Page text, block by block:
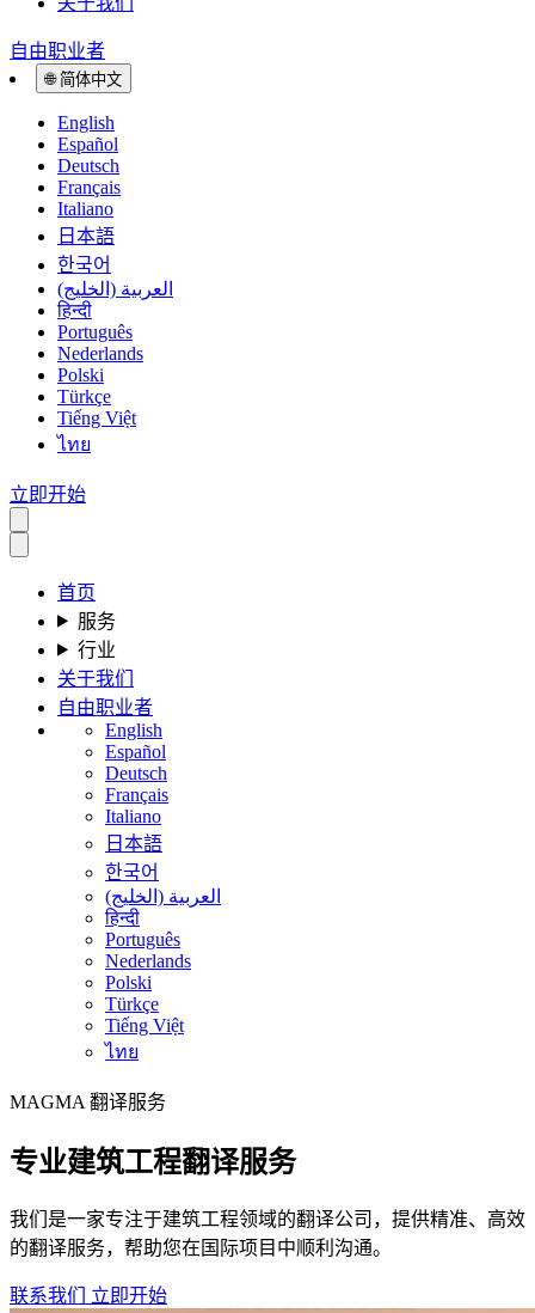
自由职业者
🌐 简体中文
English
Español
Deutsch
Français
Italiano
日本語
한국어
العربية (الخليج)
हिन्दी
Português
Nederlands
Polski
Türkçe
Tiếng Việt
ไทย
立即开始
首页
服务
行业
关于我们
自由职业者
English
Español
Deutsch
Français
Italiano
日本語
한국어
العربية (الخليج)
हिन्दी
Português
Nederlands
Polski
Türkçe
Tiếng Việt
ไทย
MAGMA 翻译服务
专业建筑工程翻译服务
我们是一家专注于建筑工程领域的翻译公司，提供精准、高效
的翻译服务，帮助您在国际项目中顺利沟通。
联系我们 立即开始